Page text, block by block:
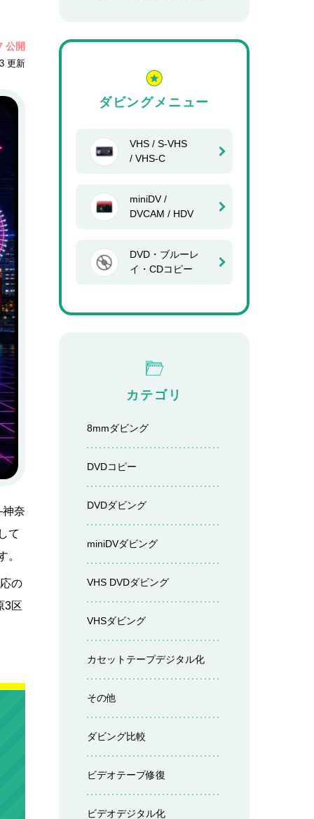
公開
更新
奈
て
。
の
3区
ダビングメニュー
VHS / S-VHS
/ VHS-C
miniDV /
DVCAM / HDV
DVD・ブルーレ
イ・CDコピー
カテゴリ
8mmダビング
DVDコピー
DVDダビング
miniDVダビング
VHS DVDダビング
VHSダビング
カセットテープデジタル化
その他
ダビング比較
ビデオテープ修復
ビデオデジタル化